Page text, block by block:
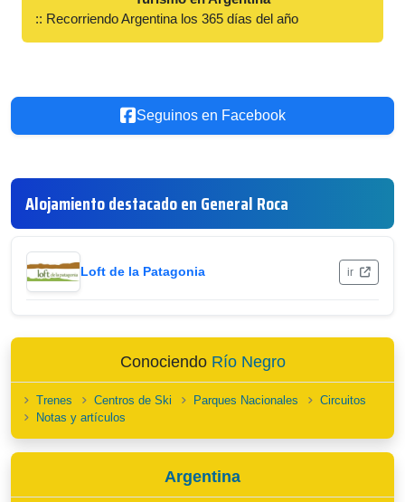
:: Recorriendo Argentina los 365 días del año
Seguinos en Facebook
Alojamiento destacado en General Roca
Loft de la Patagonia ir
Conociendo Río Negro
Trenes Centros de Ski Parques Nacionales
Circuitos
Notas y artículos
Argentina